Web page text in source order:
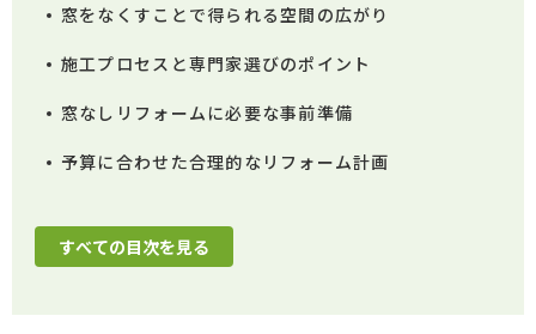
窓をなくすことで得られる空間の広がり
施工プロセスと専門家選びのポイント
窓なしリフォームに必要な事前準備
予算に合わせた合理的なリフォーム計画
すべての目次を見る